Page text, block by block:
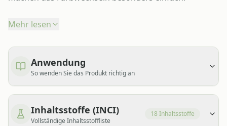
Mehr lesen
Anwendung
So wenden Sie das Produkt richtig an
Inhaltsstoffe (INCI)
Vollständige Inhaltsstoffliste
18 Inhaltsstoffe